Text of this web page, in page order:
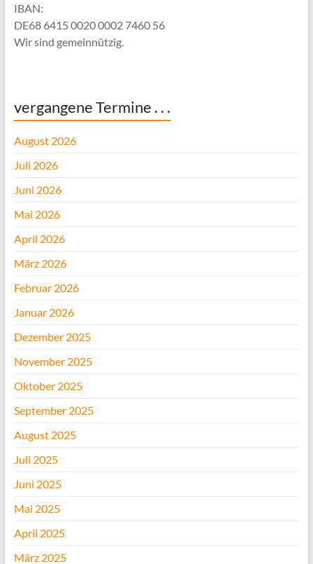
IBAN:
DE68 6415 0020 0002 7460 56
Wir sind gemeinnützig.
vergangene Termine . . .
August 2026
Juli 2026
Juni 2026
Mai 2026
April 2026
März 2026
Februar 2026
Januar 2026
Dezember 2025
November 2025
Oktober 2025
September 2025
August 2025
Juli 2025
Juni 2025
Mai 2025
April 2025
März 2025